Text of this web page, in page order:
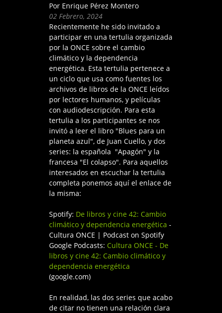
Por Enrique Pérez Montero
02 Febrero, 2024
Recientemente he sido invitado a
participar en una tertulia organizada
por la ONCE sobre el cambio
climático y la dependencia
energética. Esta tertulia pertenece a
un ciclo que usa como fuentes los
archivos de libros de la ONCE leídos
por lectores humanos, y películas
con audiodescripción. Para esta
tertulia a los participantes se nos
invitó a leer el libro "Blues para un
planeta azul", de Juan Cuello, y dos
series: la española "Apagón" y la
francesa "El colapso". Para aquellos
interesados en escuchar la tertulia
completa ponemos aquí el enlace de
la misma:
Spotify: De libros y cine 42: Cambio
climático y dependencia energética -
Cultura ONCE | Podcast on Spotify
Google Podcasts: Cultura ONCE - De
libros y cine 42: Cambio climático y
dependencia energética
(google.com)
En realidad, las dos series que acabo
de citar no tienen una relación clara